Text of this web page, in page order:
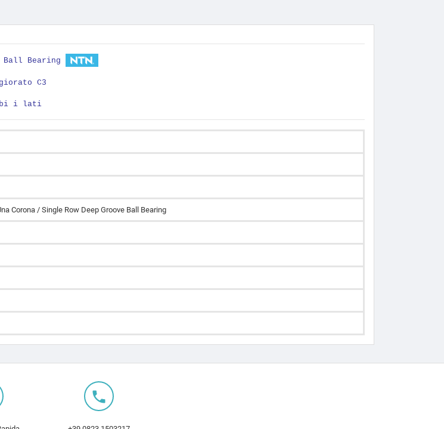
Ball Bearing
C3
i lati
Corona / Single Row Deep Groove Ball Bearing
local_phone